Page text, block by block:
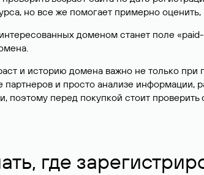
но все же помогает примерно оценить,
доменом станет поле
и историю домена важно не только
партнеров и просто анализе
поэтому перед покупкой стоит
где